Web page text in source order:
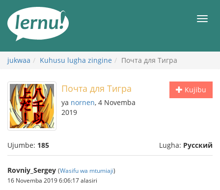
maudhui
jukwaa Kuhusu lugha zingine Почта для Тигра
Kujibu
Почта для Тигра
ya nornen, 4 Novemba
2019
Ujumbe: 185 Lugha: Русский
Rovniy_Sergey (Wasifu wa mtumiaji)
16 Novemba 2019 6:06:17 alasiri